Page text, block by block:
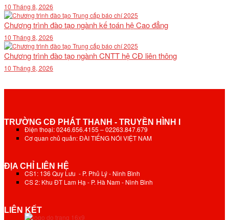
10 Tháng 8, 2026
Chương trình đào tạo ngành kế toán hệ Cao đẳng
10 Tháng 8, 2026
Chương trình đào tạo ngành CNTT hệ CĐ liên thông
10 Tháng 8, 2026
TRƯỜNG CĐ PHÁT THANH - TRUYỀN HÌNH I
Điện thoại: 0246.656.4155 – 02263.847.679
Cơ quan chủ quản: ĐÀI TIẾNG NÓI VIỆT NAM
ĐỊA CHỈ LIÊN HỆ
CS1: 136 Quy Lưu - P. Phủ Lý - Ninh Bình
CS 2: Khu ĐT Lam Hạ - P. Hà Nam - Ninh Bình
LIÊN KẾT